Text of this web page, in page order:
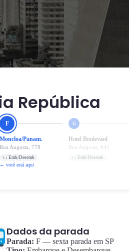
República
F
Moncloa/Panam.
Rua Augusta, 778
↑↓ Emb/Desemb
← você está aqui
G
Hotel Boulevard
Rua Augusta, 843
↑↓ Emb/Desemb
Dados da parada
Parada: F — sexta parada em SP